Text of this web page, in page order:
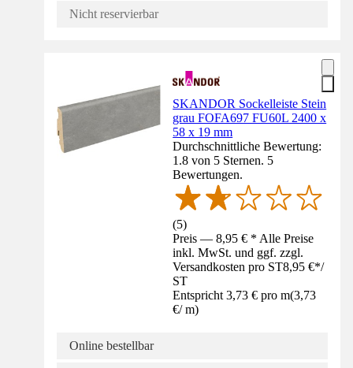
Nicht reservierbar
SKANDOR Sockelleiste Stein
grau FOFA697 FU60L 2400 x
58 x 19 mm
Durchschnittliche Bewertung:
1.8 von 5 Sternen. 5
Bewertungen.
(5)
Preis — 8,95 € * Alle Preise
inkl. MwSt. und ggf. zzgl.
Versandkosten pro ST8,95 €*/
ST
Entspricht 3,73 € pro m(3,73
€/ m)
Online bestellbar